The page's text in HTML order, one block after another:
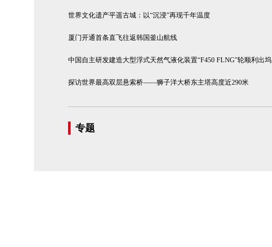
世界文化遗产平遥古城：以“沉浸”再现千年温度
厦门开通首条直飞往返韩国釜山航线
中国自主研发建造大型浮式天然气液化装置“F450 FLNG”轮顺利出坞
探访世界最高双层悬索桥——狮子洋大桥东主塔高度近290米
专题